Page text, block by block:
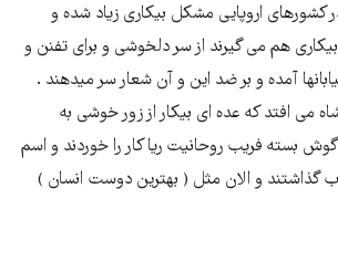
کشورهای اروپایی مشکل بیکاری زیاد شده و
هم می گیرند از سر دلخوشی و برای تفنن و
آمده و بر ضد این و آن شعار سر میدهند .
می افتد که عده ای بیکار از زور خوشی به
بسته فریب روحانیت ریا کار را خوردند و اسم
گذاشتند و الان مثل ( بهترین دوست انسان )